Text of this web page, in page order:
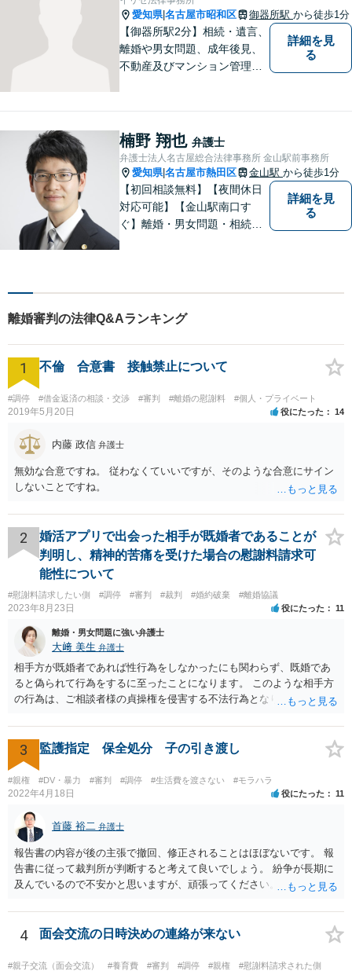
い。愛知県|名古屋市昭和区 御器所駅 から徒歩1分
【御器所駅2分】相続・遺言、
離婚や男女問題、成年後見、
不動産及びマンション管理な
い、丁寧な説明と迅速な対応
を心がけております。【完全
個室】【法テラス利用可】
詳細を見
る
楠野 翔也 弁護士
弁護士法人名古屋総合法律事務所 金山駅前事務所
愛知県|名古屋市熱田区 金山駅 から徒歩1分
【初回相談無料】【夜間休日
対応可能】【金山駅南口す
ぐ】離婚・男女問題・相続・
詳細を見
る
離婚審判の法律Q&Aランキング
1 不倫 合意書 接触禁止について
#調停 #借金返済の相談・交渉 #審判 #離婚の慰謝料 #個人・プライベート
2019年5月20日 役にたった 14
内藤 政信 弁護士
無効な合意ですね。 従わなくていいですが、そのような合意にサイン
しないことですね。
2
婚活アプリで出会った相手が既婚者であることが
判明し、精神的苦痛を受けた場合の慰謝料請求可
能性について
#慰謝料請求したい側 #調停 #審判 #裁判 #婚約破棄 #離婚協議
2023年8月23日 役にたった 11
離婚・男女問題に強い弁護士
大﨑 美生 弁護士
相手方が既婚者であれば性行為をしなかったにも関わらず、既婚であ
ると偽られて行為をするに至ったことになります。 このような相手方
の行為は、ご相談者様の貞操権を侵害する不法行為となりますので、
ませんが、上記は性行為があったことを前提としています） 弁護士に
依頼されると、相手方の住民票を取得することができます。 請求する
慰謝料の額含め、一度弁護士にご相談されると良いと思います。
3 監護指定 保全処分 子の引き渡し
#親権 #DV・暴力 #審判 #調停 #生活費を渡さない #モラハラ
2022年4月18日 役にたった 11
首藤 裕二 弁護士
報告書の内容が後の主張で撤回、修正されることはほぼないです。 報
告書に従って裁判所が判断すると考えて良いでしょう。 紛争が長期に
及んでいるので不安かと思いますが、頑張ってください。
4 面会交流の日時決めの連絡が来ない
#親子交流（面会交流） #養育費 #審判 #調停 #親権 #慰謝料請求された側